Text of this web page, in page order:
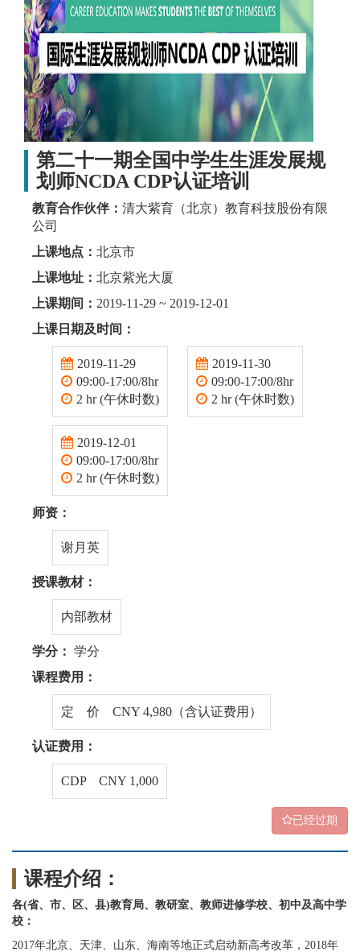
第二十一期全国中学生生涯发展规
划师NCDA CDP认证培训
教育合作伙伴： 清大紫育（北京）教育科技股份有限
公司
上课地点： 北京市
上课地址： 北京紫光大厦
上课期间： 2019-11-29 ~ 2019-12-01
上课日期及时间：
2019-11-29
09:00-17:00/8hr
2 hr (午休时数)
2019-11-30
09:00-17:00/8hr
2 hr (午休时数)
2019-12-01
09:00-17:00/8hr
2 hr (午休时数)
师资：
谢月英
授课教材：
内部教材
学分： 学分
课程费用：
定 价 CNY 4,980（含认证费用）
认证费用：
CDP CNY 1,000
已经过期
课程介绍：
各(省、市、区、县)教育局、教研室、教师进修学校、初中及高中学
校：
2017年北京、天津、山东、海南等地正式启动新高考改革，2018年